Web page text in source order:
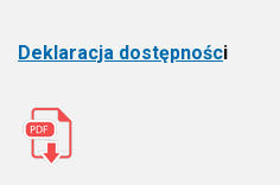
Deklaracja dostępności